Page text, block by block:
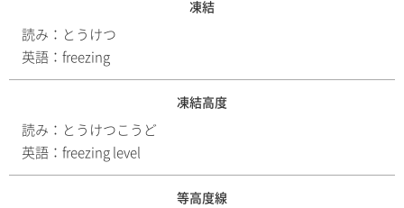
凍結
読み： とうけつ
英語： freezing
凍結高度
読み： とうけつこうど
英語： freezing level
等高度線